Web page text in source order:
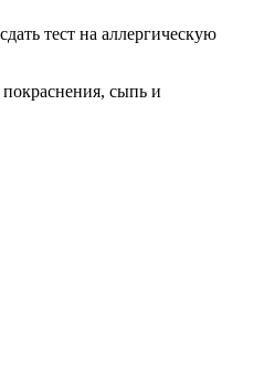
тест на аллергическую
сыпь и